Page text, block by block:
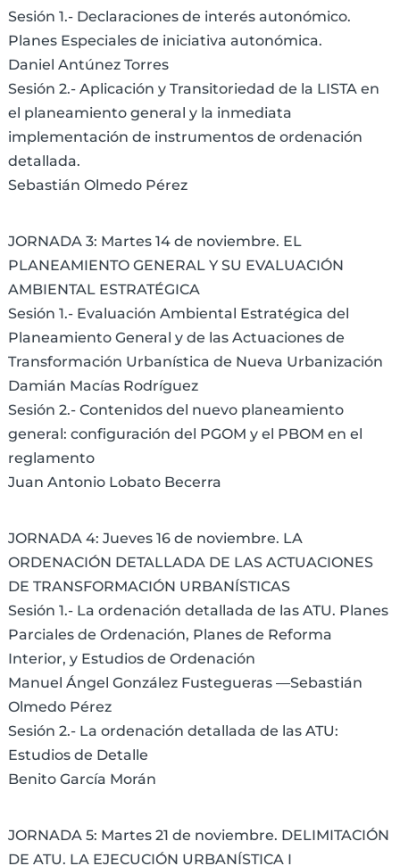
Sesión 1.- Declaraciones de interés autonómico.
Planes Especiales de iniciativa autonómica.
Daniel Antúnez Torres
Sesión 2.- Aplicación y Transitoriedad de la LISTA en
el planeamiento general y la inmediata
implementación de instrumentos de ordenación
detallada.
Sebastián Olmedo Pérez
JORNADA 3: Martes 14 de noviembre. EL
PLANEAMIENTO GENERAL Y SU EVALUACIÓN
AMBIENTAL ESTRATÉGICA
Sesión 1.- Evaluación Ambiental Estratégica del
Planeamiento General y de las Actuaciones de
Transformación Urbanística de Nueva Urbanización
Damián Macías Rodríguez
Sesión 2.- Contenidos del nuevo planeamiento
general: configuración del PGOM y el PBOM en el
reglamento
Juan Antonio Lobato Becerra
JORNADA 4: Jueves 16 de noviembre. LA
ORDENACIÓN DETALLADA DE LAS ACTUACIONES
DE TRANSFORMACIÓN URBANÍSTICAS
Sesión 1.- La ordenación detallada de las ATU. Planes
Parciales de Ordenación, Planes de Reforma
Interior, y Estudios de Ordenación
Manuel Ángel González Fustegueras —Sebastián
Olmedo Pérez
Sesión 2.- La ordenación detallada de las ATU:
Estudios de Detalle
Benito García Morán
JORNADA 5: Martes 21 de noviembre. DELIMITACIÓN
DE ATU. LA EJECUCIÓN URBANÍSTICA I